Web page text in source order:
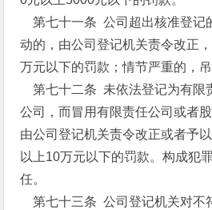
第七十一条 公司超出核准登记
动的，由公司登记机关责令改正
万元以下的罚款；情节严重的，吊
第七十二条 未依法登记为有限
公司，而冒用有限责任公司或者
由公司登记机关责令改正或者予
以上10万元以下的罚款。构成犯
任。
第七十三条 公司登记机关对不